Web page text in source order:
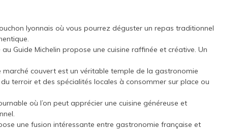
lyonnais où vous pourrez déguster un repas traditionnel
Guide Michelin propose une cuisine raffinée et créative. Un
marché couvert est un véritable temple de la gastronomie
terroir et des spécialités locales à consommer sur place ou
où l’on peut apprécier une cuisine généreuse et
une fusion intéressante entre gastronomie française et